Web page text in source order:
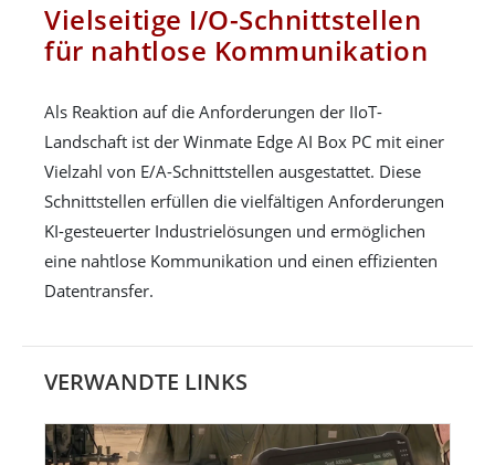
Vielseitige I/O-Schnittstellen
für nahtlose Kommunikation
Als Reaktion auf die Anforderungen der IIoT-
Landschaft ist der Winmate Edge AI Box PC mit einer
Vielzahl von E/A-Schnittstellen ausgestattet. Diese
Schnittstellen erfüllen die vielfältigen Anforderungen
KI-gesteuerter Industrielösungen und ermöglichen
eine nahtlose Kommunikation und einen effizienten
Datentransfer.
VERWANDTE LINKS